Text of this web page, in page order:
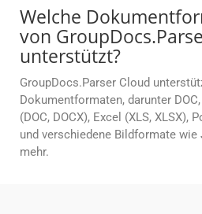
Welche
von
unterstützt?
GroupDocs.Parser Cloud
Dokumentformaten, darunter
(DOC, DOCX), Excel (XLS, XLSX),
und verschiedene Bildformate wie
mehr.